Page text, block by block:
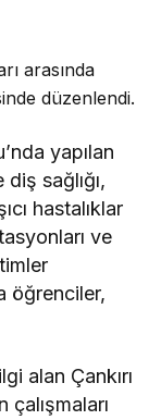
arasında
düzenlendi.
yapılan
sağlığı,
hastalıklar
ve
öğrenciler,
alan Çankırı
çalışmaları